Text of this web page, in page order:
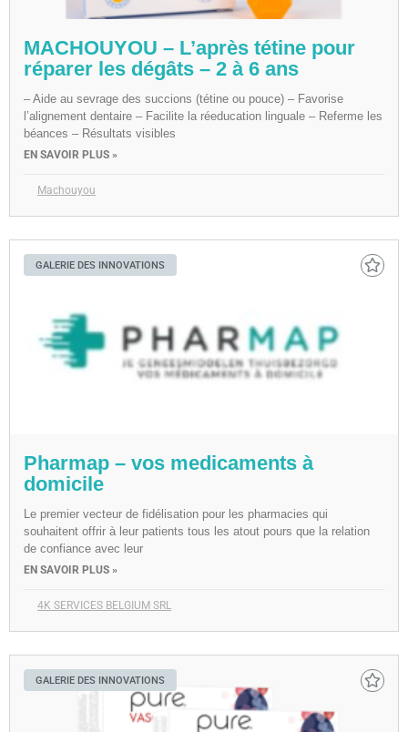
MACHOUYOU – L’après tétine pour
réparer les dégâts – 2 à 6 ans
– Aide au sevrage des succions (tétine ou pouce) – Favorise
l’alignement dentaire – Facilite la réeducation linguale – Referme les
béances – Résultats visibles
EN SAVOIR PLUS »
Machouyou
GALERIE DES INNOVATIONS
Pharmap – vos medicaments à
domicile
Le premier vecteur de fidélisation pour les pharmacies qui
souhaitent offrir à leur patients tous les atout pours que la relation
de confiance avec leur
EN SAVOIR PLUS »
4K SERVICES BELGIUM SRL
GALERIE DES INNOVATIONS